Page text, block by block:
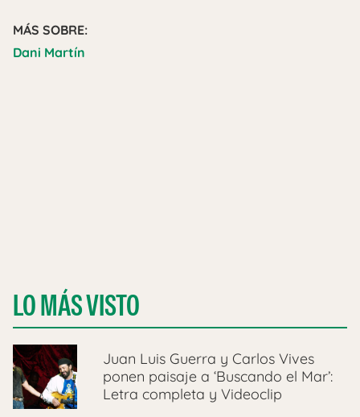
MÁS SOBRE:
Dani Martín
LO MÁS VISTO
Juan Luis Guerra y Carlos Vives
ponen paisaje a ‘Buscando el Mar’:
Letra completa y Videoclip